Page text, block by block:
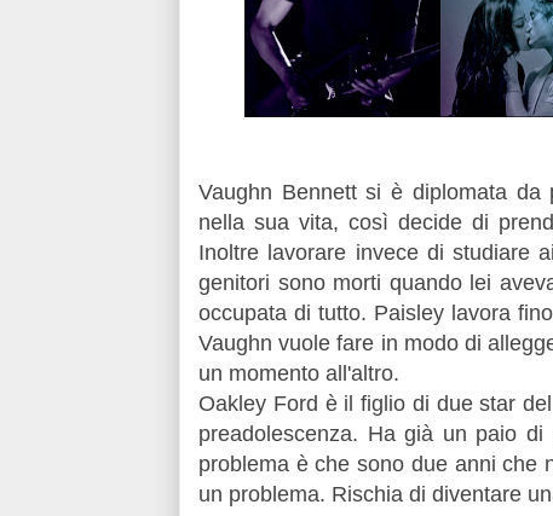
Vaughn Bennett si è diplomata
nella sua vita, così decide di
Inoltre lavorare invece di studiare
genitori sono morti quando lei
occupata di tutto. Paisley lavora
Vaughn vuole fare in modo di
un momento all'altro.
Oakley Ford è il figlio di due star
preadolescenza. Ha già un paio
problema è che sono due anni che
un problema. Rischia di diventare